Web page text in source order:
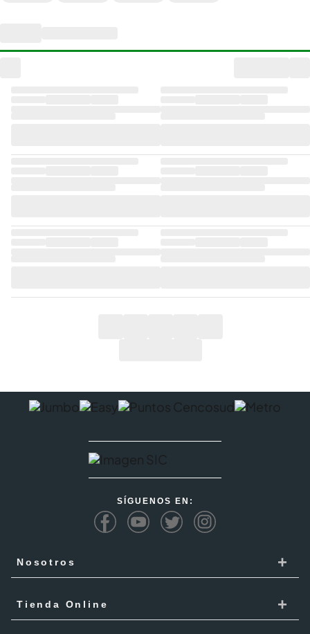
SÍGUENOS EN:
Nosotros +
Responsabilidad Social
Tienda Online +